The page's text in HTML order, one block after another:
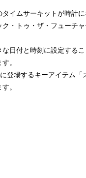
イムサーキットが時計に
・トゥ・ザ・フューチ
日付と時刻に設定する
。
場するキーアイテム「
。